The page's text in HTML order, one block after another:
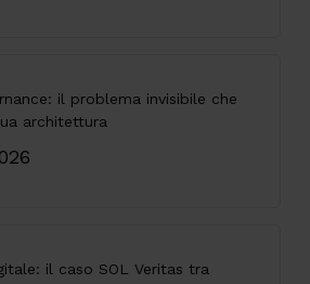
il problema invisibile che
architettura
il caso SOL Veritas tra